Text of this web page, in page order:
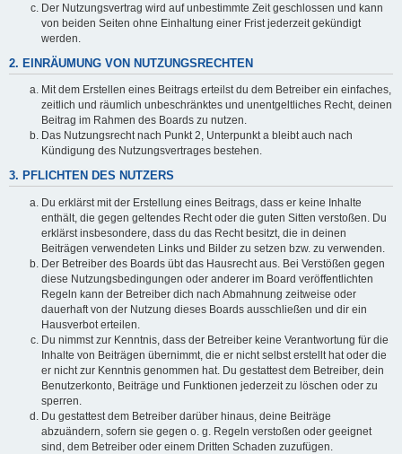
Der Nutzungsvertrag wird auf unbestimmte Zeit geschlossen und kann
von beiden Seiten ohne Einhaltung einer Frist jederzeit gekündigt
werden.
2. EINRÄUMUNG VON NUTZUNGSRECHTEN
Mit dem Erstellen eines Beitrags erteilst du dem Betreiber ein einfaches,
zeitlich und räumlich unbeschränktes und unentgeltliches Recht, deinen
Beitrag im Rahmen des Boards zu nutzen.
Das Nutzungsrecht nach Punkt 2, Unterpunkt a bleibt auch nach
Kündigung des Nutzungsvertrages bestehen.
3. PFLICHTEN DES NUTZERS
Du erklärst mit der Erstellung eines Beitrags, dass er keine Inhalte
enthält, die gegen geltendes Recht oder die guten Sitten verstoßen. Du
erklärst insbesondere, dass du das Recht besitzt, die in deinen
Beiträgen verwendeten Links und Bilder zu setzen bzw. zu verwenden.
Der Betreiber des Boards übt das Hausrecht aus. Bei Verstößen gegen
diese Nutzungsbedingungen oder anderer im Board veröffentlichten
Regeln kann der Betreiber dich nach Abmahnung zeitweise oder
dauerhaft von der Nutzung dieses Boards ausschließen und dir ein
Hausverbot erteilen.
Du nimmst zur Kenntnis, dass der Betreiber keine Verantwortung für die
Inhalte von Beiträgen übernimmt, die er nicht selbst erstellt hat oder die
er nicht zur Kenntnis genommen hat. Du gestattest dem Betreiber, dein
Benutzerkonto, Beiträge und Funktionen jederzeit zu löschen oder zu
sperren.
Du gestattest dem Betreiber darüber hinaus, deine Beiträge
abzuändern, sofern sie gegen o. g. Regeln verstoßen oder geeignet
sind, dem Betreiber oder einem Dritten Schaden zuzufügen.